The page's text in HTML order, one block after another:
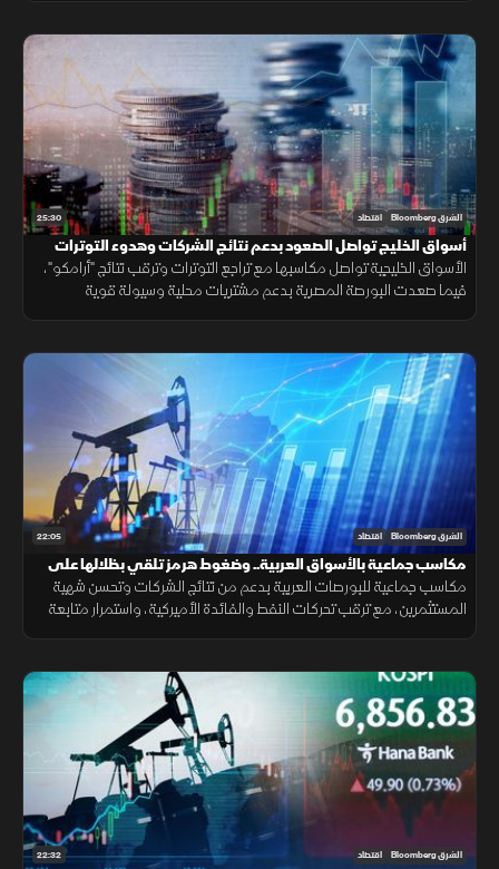
25:30 الشرق Bloomberg اقتصاد
أسواق الخليج تواصل الصعود بدعم نتائج الشركات وهدوء التوترات
الأسواق الخليجية تواصل مكاسبها مع تراجع التوترات وترقب نتائج "أرامكو"،
فيما صعدت البورصة المصرية بدعم مشتريات محلية وسيولة قوية
22:05 الشرق Bloomberg اقتصاد
مكاسب جماعية بالأسواق العربية.. وضغوط هرمز تلقي بظلالها على
الطاقة
مكاسب جماعية للبورصات العربية بدعم من نتائج الشركات وتحسن شهية
المستثمرين، مع ترقب تحركات النفط والفائدة الأميركية، واستمرار متابعة
22:32 الشرق Bloomberg اقتصاد